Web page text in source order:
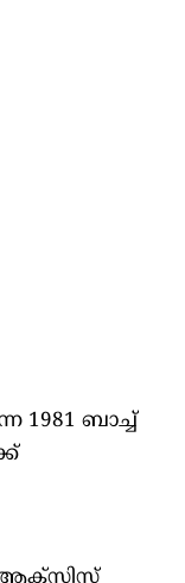
1981 ബാച്ച്